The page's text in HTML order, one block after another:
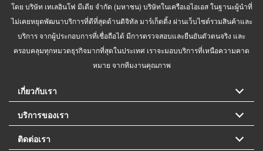
โดย บริษัท เทเลอินโฟ มีเดีย จำกัด (มหาชน) บริษัทในเครือเอไอเอส ในฐานะผู้นำที่
ไม่เคยหยุดพัฒนาบริการที่ดีที่สุดด้านดิจิทัล มาร์เก็ตติ้ง ผ่านเว็บไซต์รวมสินค้าและ
บริการ จากผู้ประกอบการที่เชื่อถือได้ มีการตรวจสอบและยืนยันตัวตนจริง และ
ครอบคลุมทุกหมวดธุรกิจมากที่สุดในประเทศ เราจะมอบบริการที่เหนือความคาด
หมาย จากทีมงานคุณภาพ
เกี่ยวกับเรา
บริการของเรา
ติดต่อเรา